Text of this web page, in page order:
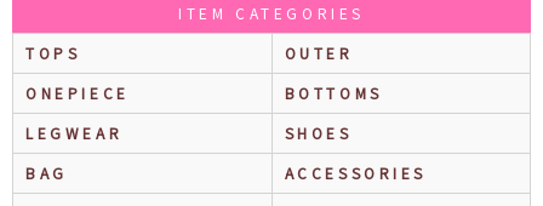
ITEM CATEGORIES
TOPS
OUTER
ONEPIECE
BOTTOMS
LEGWEAR
SHOES
BAG
ACCESSORIES